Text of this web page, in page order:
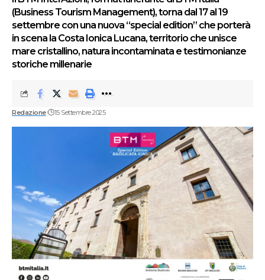
(Business Tourism Management), torna dal 17 al 19
settembre con una nuova “special edition” che porterà
in scena la Costa Ionica Lucana, territorio che unisce
mare cristallino, natura incontaminata e testimonianze
storiche millenarie
Redazione 15 Settembre 2025